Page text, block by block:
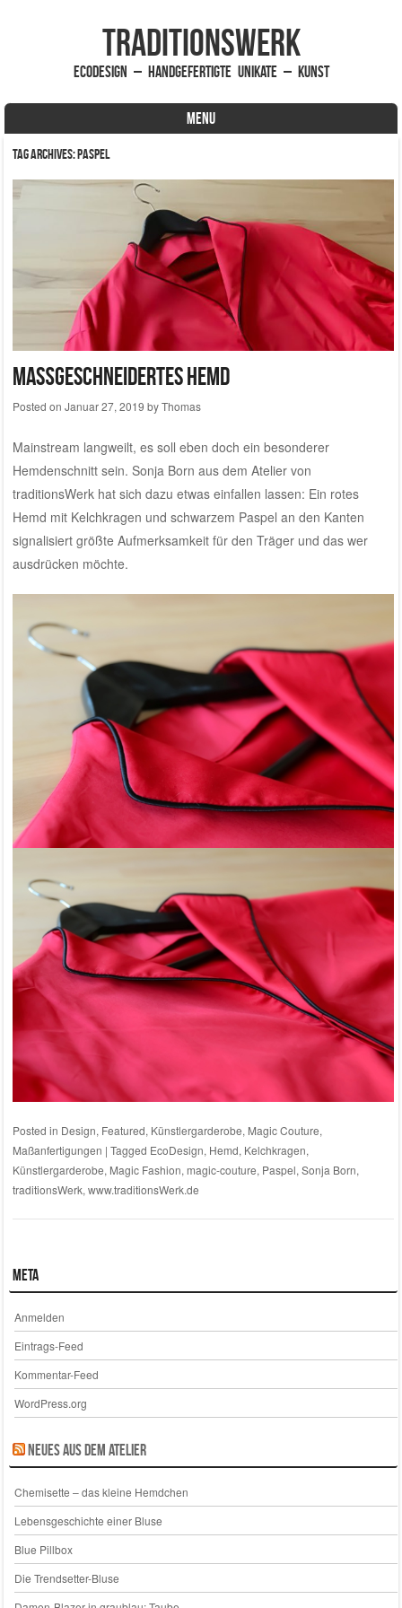
traditionsWerk
EcoDesign – handgefertigte Unikate – Kunst
MENU
Skip to content
Tag Archives:Paspel
Maßgeschneidertes Hemd
Posted on Januar 27, 2019 byThomas
Mainstream langweilt, es soll eben doch ein besonderer
Hemdenschnitt sein. Sonja Born aus dem Atelier von
traditionsWerk hat sich dazu etwas einfallen lassen: Ein rotes
Hemd mit Kelchkragen und schwarzem Paspel an den Kanten
signalisiert größte Aufmerksamkeit für den Träger und das wer
ausdrücken möchte.
Posted in Design, Featured, Künstlergarderobe, Magic Couture,
Maßanfertigungen | Tagged EcoDesign, Hemd, Kelchkragen,
Künstlergarderobe, Magic Fashion, magic-couture, Paspel, Sonja Born,
traditionsWerk, www.traditionsWerk.de
Meta
Anmelden
Eintrags-Feed
Kommentar-Feed
WordPress.org
Neues aus dem Atelier
Chemisette – das kleine Hemdchen
Lebensgeschichte einer Bluse
Blue Pillbox
Die Trendsetter-Bluse